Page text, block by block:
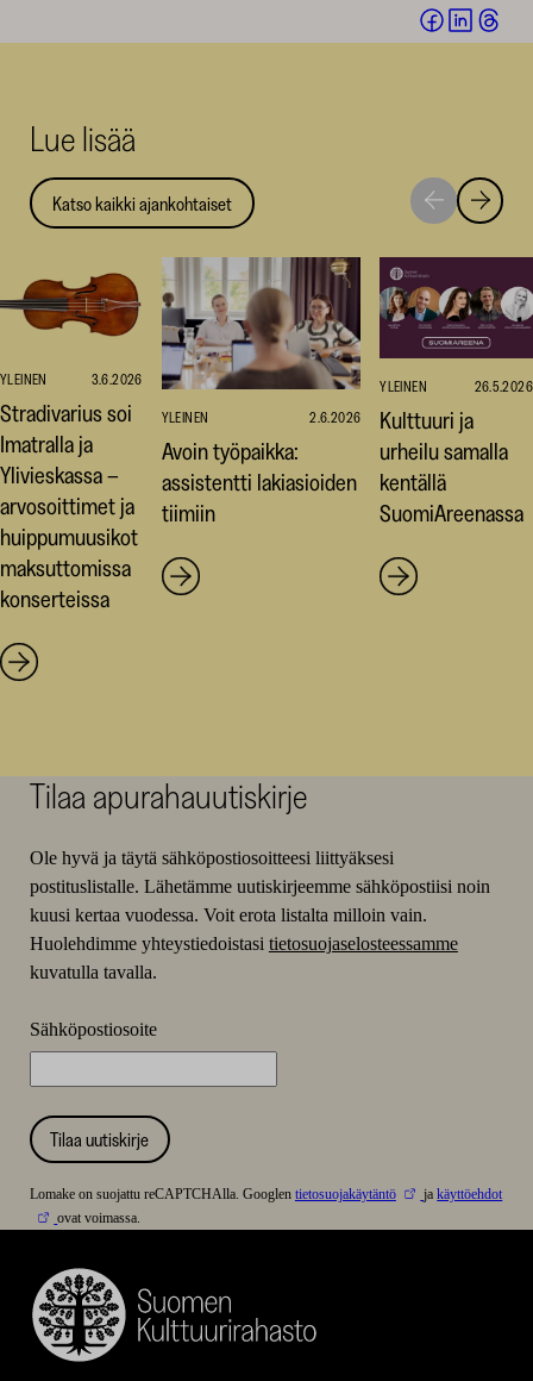
Jaa Jaa
Lue lisää
Katso kaikki ajankohtaiset
Siirry
seuraavaan
Siirry
YLEINEN 3.6.2026
Stradivarius soi
Imatralla ja
Ylivieskassa –
arvosoittimet ja
huippumuusikot
maksuttomissa
konserteissa
YLEINEN 2.6.2026
Avoin työpaikka:
assistentti lakiasioiden
tiimiin
YLEINEN 26.5.2026
Kulttuuri ja
urheilu samalla
kentällä
SuomiAreenassa
Tilaa apurahauutiskirje
Ole hyvä ja täytä sähköpostiosoitteesi liittyäksesi
postituslistalle. Lähetämme uutiskirjeemme sähköpostiisi noin
kuusi kertaa vuodessa. Voit erota listalta milloin vain.
Huolehdimme yhteystiedoistasi tietosuojaselosteessamme
kuvatulla tavalla.
Sähköpostiosoite
Tilaa uutiskirje
Lomake on suojattu reCAPTCHAlla. Googlen tietosuojakäytäntö jakäyttöehdot
ovat voimassa.
Suomen
Kulttuurirahasto